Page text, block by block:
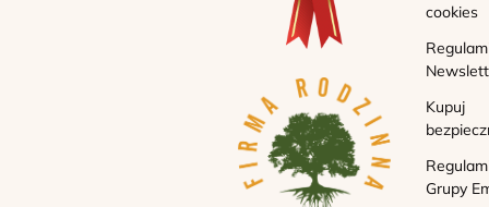
cookies
Kupuj
Grupy